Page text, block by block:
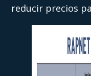
reducir precios